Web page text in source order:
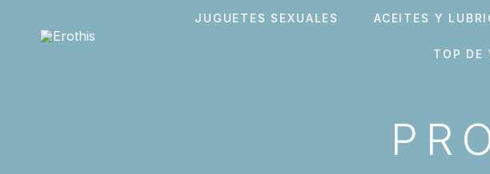
JUGUETES SEXUALES ACEITES Y
TOP DE